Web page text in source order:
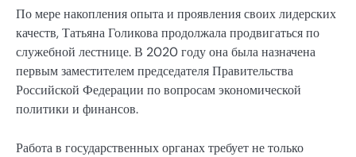
По мере накопления опыта и проявления своих лидерских
качеств, Татьяна Голикова продолжала продвигаться по
служебной лестнице. В 2020 году она была назначена
первым заместителем председателя Правительства
Российской Федерации по вопросам экономической
политики и финансов.
Работа в государственных органах требует не только